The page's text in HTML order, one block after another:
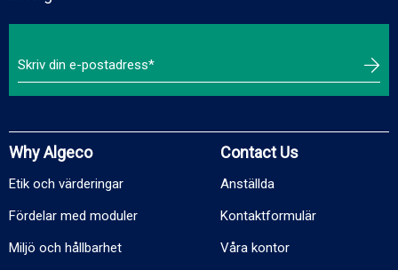
Why Algeco
Etik och värderingar
Fördelar med moduler
Miljö och hållbarhet
Contact Us
Anställda
Kontaktformulär
Våra kontor